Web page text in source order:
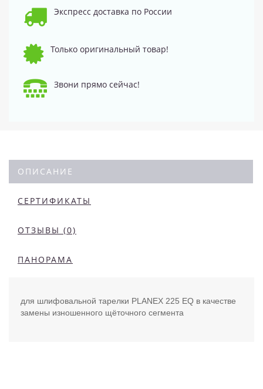
Экспресс доставка по России
Только оригинальный товар!
Звони прямо сейчас!
ОПИСАНИЕ
СЕРТИФИКАТЫ
ОТЗЫВЫ (0)
ПАНОРАМА
для шлифовальной тарелки PLANEX 225 EQ в качестве
замены изношенного щёточного сегмента